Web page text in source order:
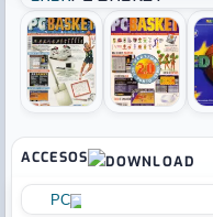
ACCESOS
PC